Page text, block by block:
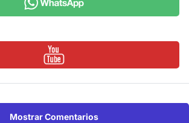
Mostrar Comentarios